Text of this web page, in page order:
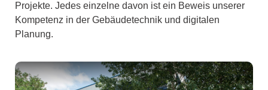
Projekte. Jedes einzelne davon ist ein Beweis unserer
Kompetenz in der Gebäudetechnik und digitalen
Planung.